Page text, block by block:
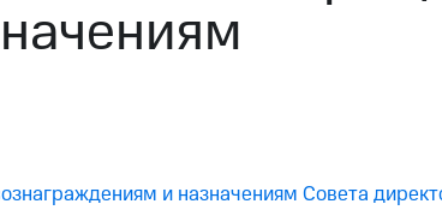
и назначениям Совета